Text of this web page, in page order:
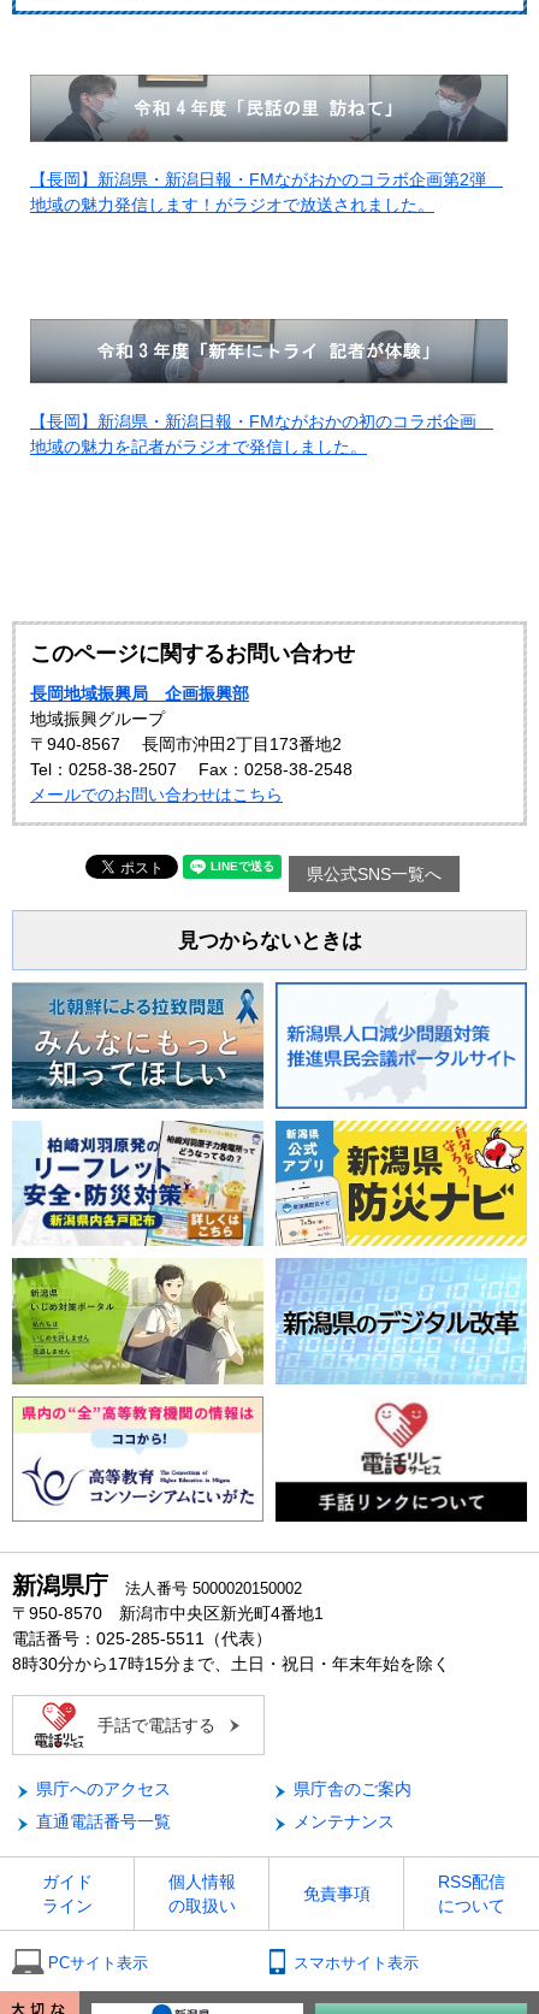
【長岡】新潟県・新潟日報・FMながおかのコラボ企画第2弾
地域の魅力発信します！がラジオで放送されました。
【長岡】新潟県・新潟日報・FMながおかの初のコラボ企画
地域の魅力を記者がラジオで発信しました。
このページに関するお問い合わせ
長岡地域振興局 企画振興部
地域振興グループ
〒940-8567
長岡市沖田2丁目173番地2
Tel：0258-38-2507
Fax：0258-38-2548
メールでのお問い合わせはこちら
県公式SNS一覧へ
見つからないときは
新潟県庁 法人番号 5000020150002
〒950-8570 新潟市中央区新光町4番地1
電話番号：025-285-5511（代表）
8時30分から17時15分まで、土日・祝日・年末年始を除く
手話で電話する
県庁へのアクセス
県庁舎のご案内
直通電話番号一覧
メンテナンス
ガイド
ライン
個人情報
の取扱い
免責事項
RSS配信
について
PCサイト表示 スマホサイト表示